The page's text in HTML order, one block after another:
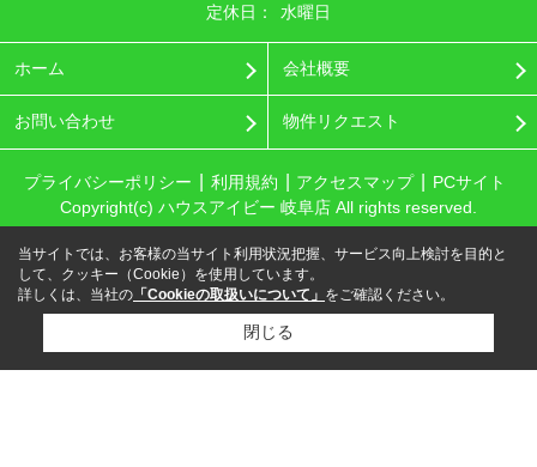
定休日：
水曜日
ホーム 会社概要
お問い合わせ 物件リクエスト
プライバシーポリシー 利用規約 アクセスマップ
PCサイト
Copyright(c) ハウスアイビー 岐阜店 All rights reserved.
当サイトでは、お客様の当サイト利用状況把握、サービス向上検討を目的と
して、クッキー（Cookie）を使用しています。
詳しくは、当社の 「Cookieの取扱いについて」 をご確認ください。
閉じる